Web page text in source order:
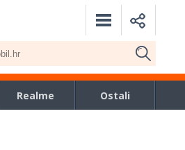
Realme Ostali